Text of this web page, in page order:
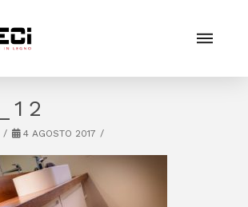
4 AGOSTO 2017